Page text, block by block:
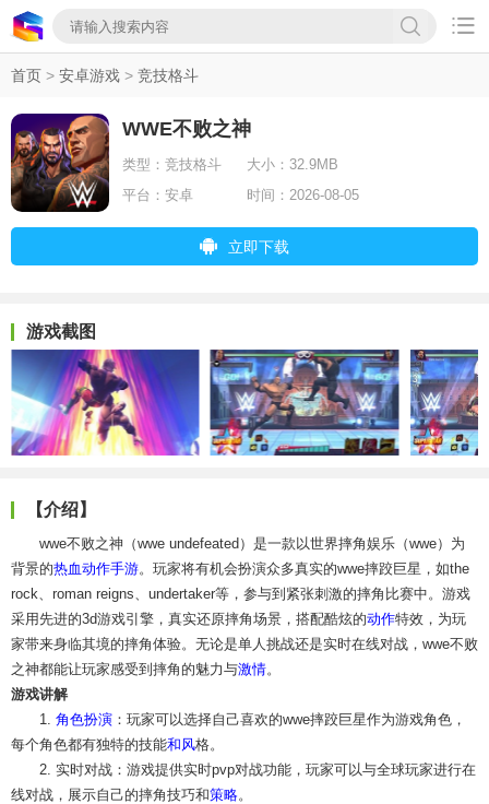

首页 > 安卓游戏 > 竞技格斗
WWE不败之神
类型： 竞技格斗 大小： 32.9MB
平台： 安卓 时间： 2026-08-05
立即下载
游戏截图
【介绍】
wwe不败之神（wwe undefeated）是一款以世界摔角娱乐（wwe）为
背景的热血动作手游。玩家将有机会扮演众多真实的wwe摔跤巨星，如the
rock、roman reigns、undertaker等，参与到紧张刺激的摔角比赛中。游戏
采用先进的3d游戏引擎，真实还原摔角场景，搭配酷炫的动作特效，为玩
家带来身临其境的摔角体验。无论是单人挑战还是实时在线对战，wwe不败
之神都能让玩家感受到摔角的魅力与激情。
游戏讲解
1. 角色扮演 ：玩家可以选择自己喜欢的wwe摔跤巨星作为游戏角色，
每个角色都有独特的技能和风格。
2. 实时对战：游戏提供实时pvp对战功能，玩家可以与全球玩家进行在
线对战，展示自己的摔角技巧和策略。